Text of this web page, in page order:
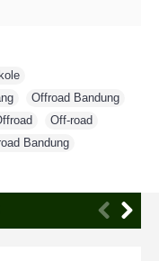
Offroad Bandung
Off-road
Bandung